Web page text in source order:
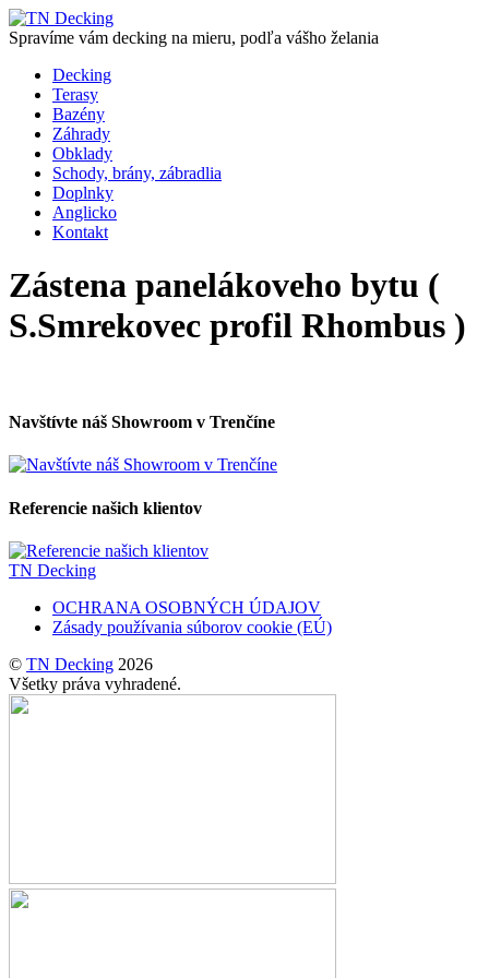
Spravíme vám decking na mieru, podľa vášho želania
Decking
Terasy
Bazény
Záhrady
Obklady
Schody, brány, zábradlia
Doplnky
Anglicko
Kontakt
Zástena panelákoveho bytu (
S.Smrekovec profil Rhombus )
Navštívte náš Showroom v Trenčíne
Referencie našich klientov
TN Decking
OCHRANA OSOBNÝCH ÚDAJOV
Zásady používania súborov cookie (EÚ)
© TN Decking 2026
Všetky práva vyhradené.